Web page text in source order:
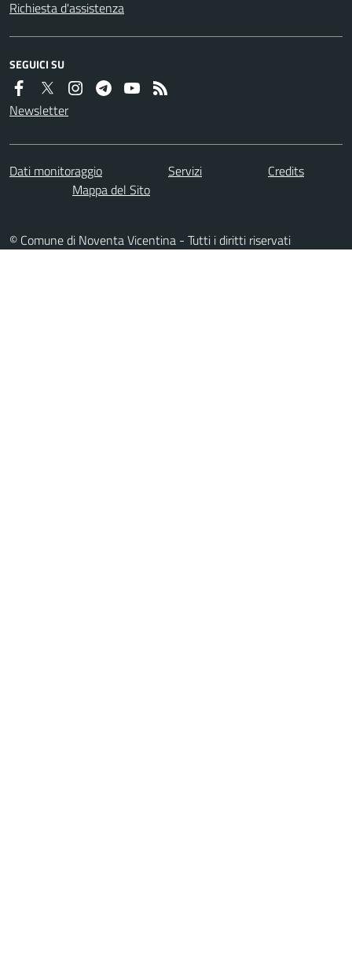
Richiesta d'assistenza
SEGUICI SU
Newsletter
Dati monitoraggio Servizi
Credits
Mappa del Sito
© Comune di Noventa Vicentina - Tutti i diritti riservati